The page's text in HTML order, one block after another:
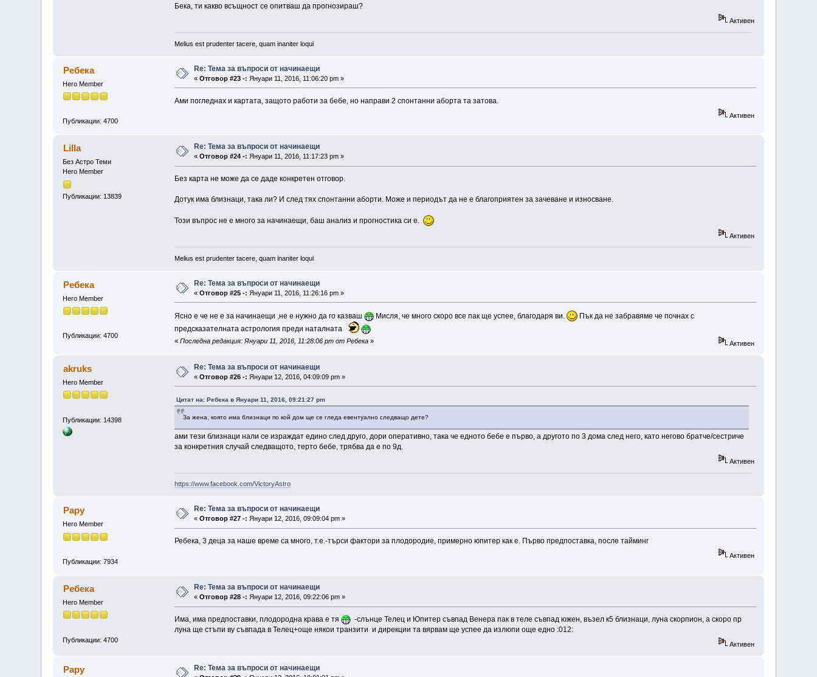
Бека, ти какво всъщност се опитваш да прогнозираш?
Активен
Melius est prudenter tacere, quam inaniter loqui
Ребека
Hero Member
Публикации: 4700
Re: Тема за въпроси от начинаещи
«Отговор #23 -: Януари 11, 2016, 11:06:20 pm »
Ами погледнах и картата, защото работи за бебе, но направи 2 спонтанни аборта та затова.
Активен
Lilla
Без Астро Теми
Hero Member
Публикации: 13839
Re: Тема за въпроси от начинаещи
«Отговор #24 -: Януари 11, 2016, 11:17:23 pm »
Без карта не може да се даде конкретен отговор.
Дотук има близнаци, така ли? И след тях спонтанни аборти. Може и периодът да не е благоприятен за зачеване и износване.
Този въпрос не е много за начинаещи, баш анализ и прогностика си е.
Активен
Melius est prudenter tacere, quam inaniter loqui
Ребека
Hero Member
Публикации: 4700
Re: Тема за въпроси от начинаещи
«Отговор #25 -: Януари 11, 2016, 11:26:16 pm »
Ясно е че не е за начинаещи ,не е нужно да го казваш Мисля, че много скоро все пак ще успее, благодаря ви.
Пък да не забравяме че почнах с
предсказателната астрология преди наталната
« Последна редакция: Януари 11, 2016, 11:28:06 pm от Ребека» Активен
akruks
Hero Member
Публикации: 14398
Re: Тема за въпроси от начинаещи
«Отговор #26 -: Януари 12, 2016, 04:09:09 pm »
Цитат на: Ребека в Януари 11, 2016, 09:21:27 pm
За жена, която има близнаци по кой дом ще се гледа евентуално следващо дете?
ами тези близнаци нали се израждат едино след друго, дори оперативно, така че едното бебе е първо, а другото по 3 дома след него, като негово братче/сестриче
за конкретния случай следващото, терто бебе, трябва да е по 9д.
Активен
https://www.facebook.com/VictoryAstro
Papy
Hero Member
Публикации: 7934
Re: Тема за въпроси от начинаещи
«Отговор #27 -: Януари 12, 2016, 09:09:04 pm »
Ребека, 3 деца за наше време са много, т.е.-търси фактори за плодородие, примерно юпитер как е. Първо предпоставка, после тайминг
Активен
Ребека
Hero Member
Публикации: 4700
Re: Тема за въпроси от начинаещи
«Отговор #28 -: Януари 12, 2016, 09:22:06 pm »
Има, има предпоставки, плодородна крава е тя
-слънце Телец и Юпитер съвпад Венера пак в теле съвпад южен, възел к5 близнаци, луна скорпион, а скоро пр
луна ще стъпи ву съвпада в Телец+още някои транзити и дирекции та вярвам ще успее да излюпи още едно :012:
Активен
Papy Re: Тема за въпроси от начинаещи